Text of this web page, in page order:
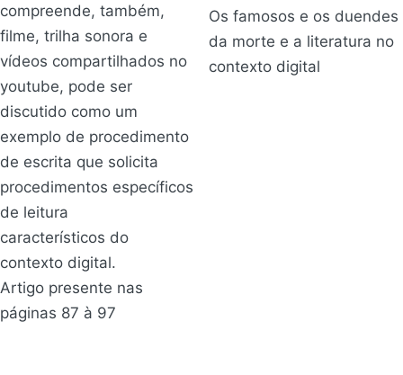
compreende, também,
filme, trilha sonora e
vídeos compartilhados no
youtube, pode ser
discutido como um
exemplo de procedimento
de escrita que solicita
procedimentos específicos
de leitura
característicos do
contexto digital.
Artigo presente nas
páginas 87 à 97
Os famosos e os duendes
da morte e a literatura no
contexto digital